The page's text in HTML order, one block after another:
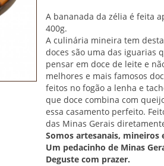
A bananada da zélia é feita
400g.
A culinária mineira tem
doces são uma das iguarias
pensar em doce de leite e
melhores e mais famosos
feitos no fogão a lenha e
que doce combina com
essa casamento perfeito.
das Minas Gerais
Somos artesanais, mineiros
Um pedacinho de Minas
Deguste com prazer.